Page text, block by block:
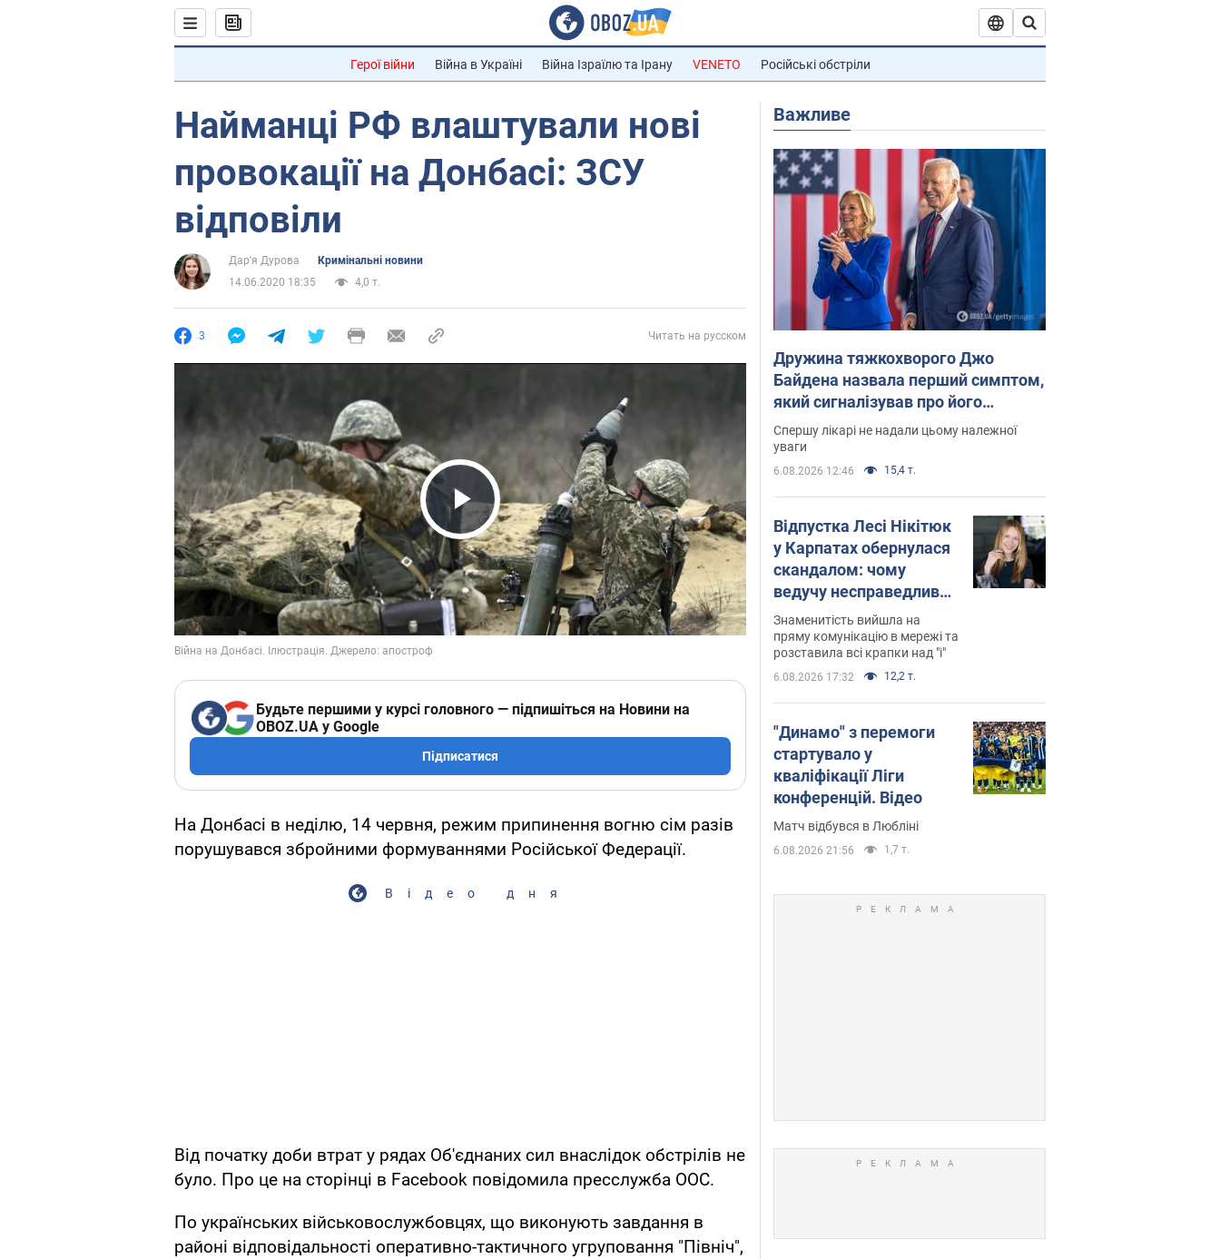
Герої війни Війна в Україні Війна Ізраїлю та Ірану VENETO Російські обстріли
Найманці РФ влаштували нові
провокації на Донбасі: ЗСУ
відповіли
Дар'я Дурова
Кримінальні новини
14.06.2020 18:35
4,0 т.
3 Читать на русском
Play Video
Будьте першими у курсі головного — підпишіться на Новини на
OBOZ.UA у Google
Підписатися
На Донбасі в неділю, 14 червня, режим припинення вогню сім разів
порушувався збройними формуваннями Російської Федерації.
Відео дня
Від початку доби втрат у рядах Об'єднаних сил внаслідок обстрілів не
було. Про це на сторінці в Facebook повідомила пресслужба ООС.
По українських військовослужбовцях, що виконують завдання в
районі відповідальності оперативно-тактичного угруповання "Північ",
Важливе
Дружина тяжкохворого Джо
Байдена назвала перший симптом,
який сигналізував про його
"агресивний" рак
Спершу лікарі не надали цьому належної
уваги
6.08.2026 12:46 15,4 т.
Відпустка Лесі Нікітюк
у Карпатах обернулася
скандалом: чому
ведучу несправедливо
захейтили
Знаменитість вийшла на
пряму комунікацію в мережі та
розставила всі крапки над "і"
6.08.2026 17:32 12,2 т.
"Динамо" з перемоги
стартувало у
кваліфікації Ліги
конференцій. Відео
Матч відбувся в Любліні
6.08.2026 21:56 1,7 т.